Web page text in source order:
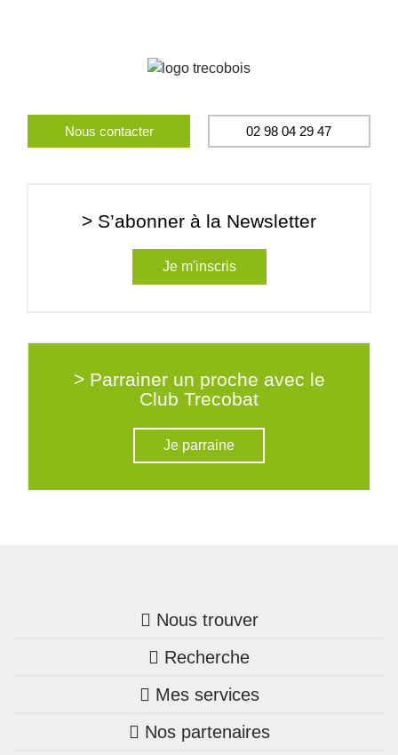
Nous contacter 02 98 04 29 47
> S’abonner à la Newsletter
Je m'inscris
> Parrainer un proche avec le
Club Trecobat
Je parraine
Nous trouver
Trouver une agence
Bretagne
Pays de la Loire
Recherche
Nos annonces
Maison + terrain
Mes services
Mon compte Trecobois
Nos partenaires